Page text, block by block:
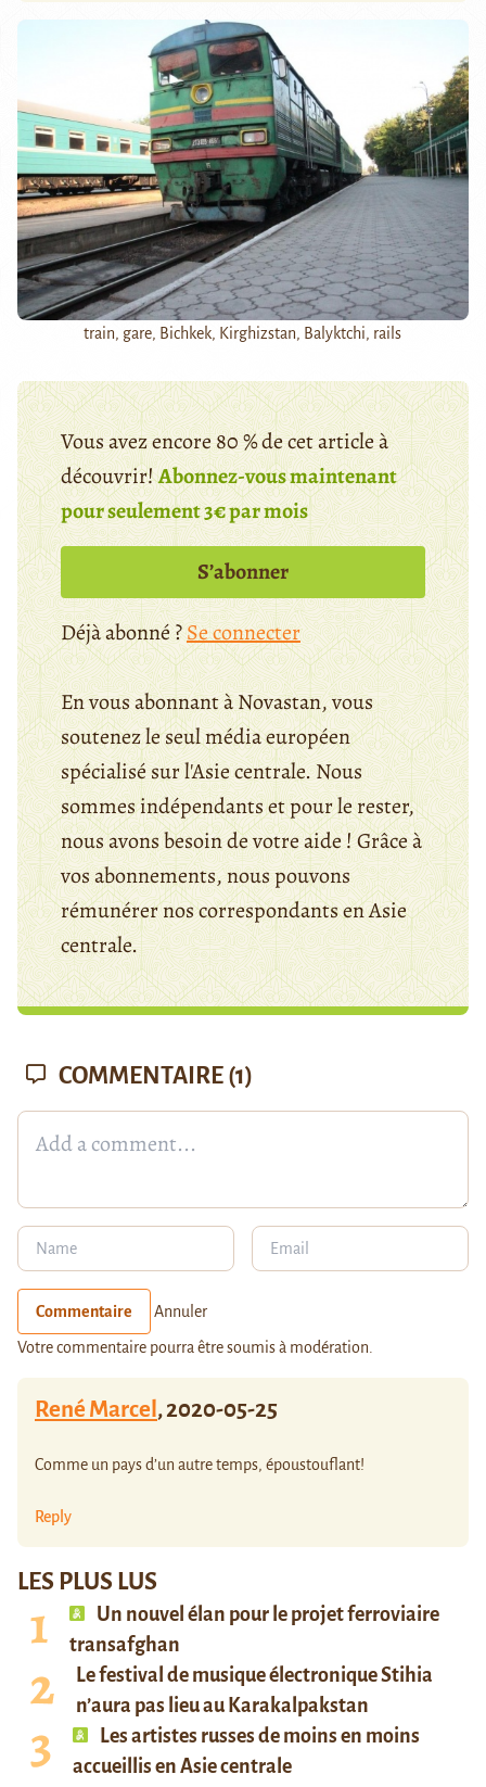
train, gare, Bichkek, Kirghizstan, Balyktchi, rails
Vous avez encore 80 % de cet article à
découvrir!Abonnez-vous maintenant
pour seulement 3€ par mois
S’abonner
Déjà abonné ?Se connecter
En vous abonnant à Novastan, vous
soutenez le seul média européen
spécialisé sur l'Asie centrale. Nous
sommes indépendants et pour le rester,
nous avons besoin de votre aide ! Grâce à
vos abonnements, nous pouvons
rémunérer nos correspondants en Asie
centrale.
LES PLUS LUS
Un nouvel élan pour le projet ferroviaire
transafghan
Le festival de musique électronique Stihia
n’aura pas lieu au Karakalpakstan
Les artistes russes de moins en moins
accueillis en Asie centrale
COMMENTAIRE (1)
Commentaire Annuler
Votre commentaire pourra être soumis à modération.
René Marcel,2020-05-25
Comme un pays d’un autre temps, époustouflant!
Reply